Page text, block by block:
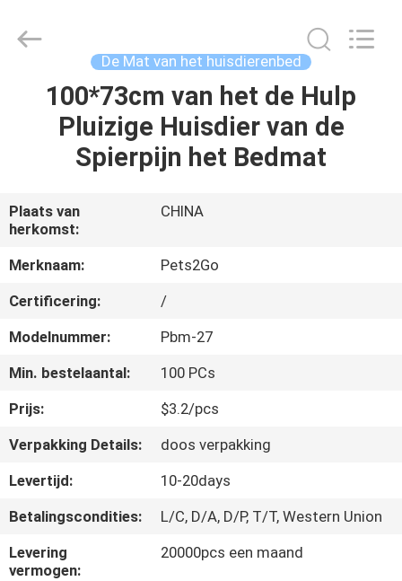
HUIS
PRODUCTEN
ONGEVEER
ONS
FABRIEKSREIS
ONS
VERZOEK
OM
EEN
CITAAT
Co.Ltd.
De Mat van het huisdierenbed
100*73cm van het de Hulp
Pluizige Huisdier van de
Spierpijn het Bedmat
Plaats van
herkomst:
CHINA
Merknaam:
Pets2Go
Certificering:
/
Modelnummer:
Pbm-27
Min. bestelaantal:
100 PCs
Prijs:
$3.2/pcs
Verpakking Details:
doos verpakking
Levertijd:
10-20days
Betalingscondities:
L/C, D/A, D/P, T/T, Western Union
Levering
vermogen:
20000pcs een maand